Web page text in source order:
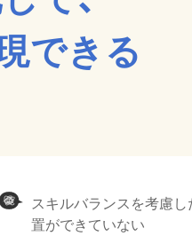
できる
スキルバランスを考慮
置ができていない